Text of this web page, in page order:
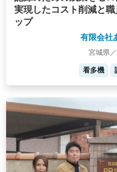
実現したコスト削減と
ップ
有限会社
宮城県
看多機